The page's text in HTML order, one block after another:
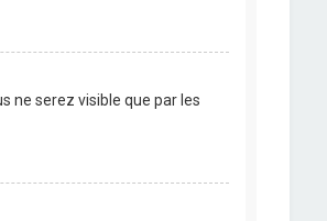
ne serez visible que par les